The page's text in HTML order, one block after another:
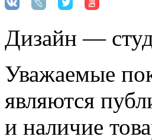
Дизайн —
Уважаемые
являются
и наличие